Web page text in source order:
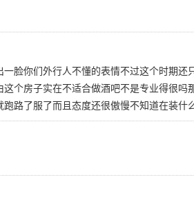
脸你们外行人不懂的表情不过这个时期还
个房子实在不适合做酒吧不是专业得很吗
路了服了而且态度还很傲慢不知道在装什